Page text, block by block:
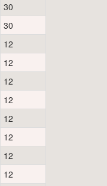
30
30
12
12
12
12
12
12
12
12